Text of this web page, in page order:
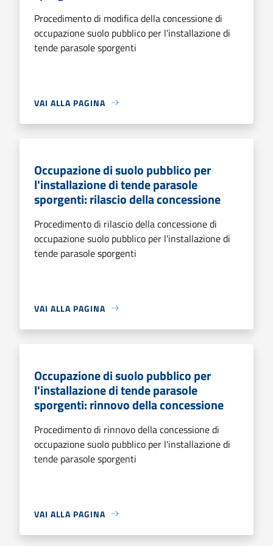
Procedimento di modifica della concessione di
occupazione suolo pubblico per l'installazione di
tende parasole sporgenti
VAI ALLA PAGINA
Occupazione di suolo pubblico per
l'installazione di tende parasole
sporgenti: rilascio della concessione
Procedimento di rilascio della concessione di
occupazione suolo pubblico per l'installazione di
tende parasole sporgenti
VAI ALLA PAGINA
Occupazione di suolo pubblico per
l'installazione di tende parasole
sporgenti: rinnovo della concessione
Procedimento di rinnovo della concessione di
occupazione suolo pubblico per l'installazione di
tende parasole sporgenti
VAI ALLA PAGINA